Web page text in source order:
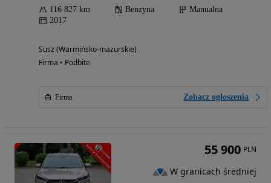
116 827 km Benzyna
Manualna
2017
Susz (Warmińsko-mazurskie)
Firma • Podbite
Firma Zobacz ogłoszenia
55 900 PLN
W granicach średniej